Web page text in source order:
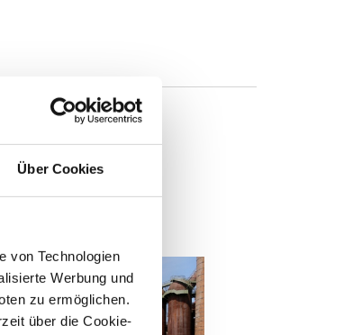
Über Cookies
von Technologien
Werbung und
zu ermöglichen.
über die Cookie-